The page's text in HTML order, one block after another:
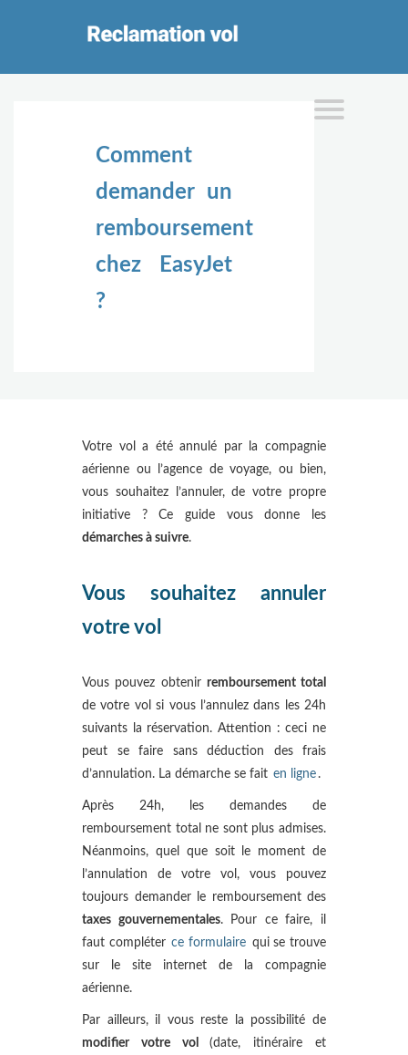
Comment
demander un
remboursement
chez EasyJet
?
Votre vol a été annulé par la compagnie
aérienne ou l’agence de voyage, ou bien,
vous souhaitez l’annuler, de votre propre
initiative ? Ce guide vous donne les
démarches à suivre.
Vous souhaitez annuler
votre vol
Vous pouvez obtenir remboursement total
de votre vol si vous l’annulez dans les 24h
suivants la réservation. Attention : ceci ne
peut se faire sans déduction des frais
d’annulation. La démarche se fait en ligne .
Après 24h, les demandes de
remboursement total ne sont plus admises.
Néanmoins, quel que soit le moment de
l’annulation de votre vol, vous pouvez
toujours demander le remboursement des
taxes gouvernementales. Pour ce faire, il
faut compléter ce formulaire qui se trouve
sur le site internet de la compagnie
aérienne.
Par ailleurs, il vous reste la possibilité de
modifier votre vol(date, itinéraire et